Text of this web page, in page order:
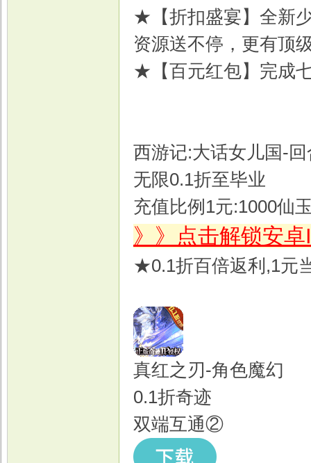
★【折扣盛宴】全新
资源送不停，更有顶
★【百元红包】完成
西游记:大话女儿国-
无限0.1折至毕业
充值比例1元:1000仙
》》点击解锁安
★0.1折百倍返利,1元
真红之刃-角色魔幻
0.1折奇迹
双端互通②